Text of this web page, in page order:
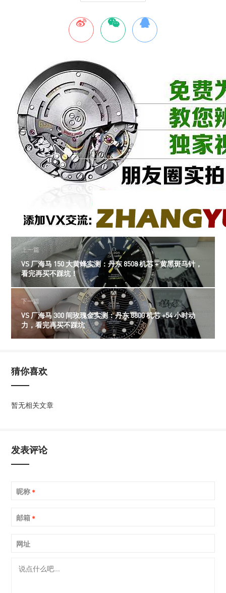
上一篇
VS 厂海马 150 大黄蜂实测：丹东 8508 机芯 + 黄黑斑马针，
看完再买不踩坑！
下一篇
VS 厂海马 300 间玫瑰金实测：丹东 8800 机芯 +54 小时动
力，看完再买不踩坑
猜你喜欢
暂无相关文章
发表评论
昵称 *
邮箱 *
网址